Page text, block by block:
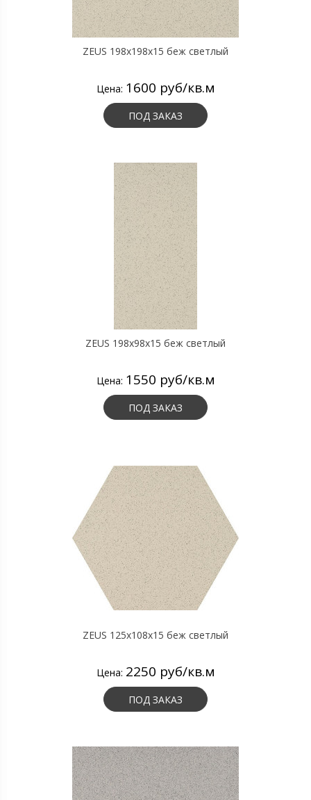
ZEUS 198x198x15 беж светлый
Цена: 1600 руб/кв.м
ПОД ЗАКАЗ
ZEUS 198x98x15 беж светлый
Цена: 1550 руб/кв.м
ПОД ЗАКАЗ
ZEUS 125x108x15 беж светлый
Цена: 2250 руб/кв.м
ПОД ЗАКАЗ